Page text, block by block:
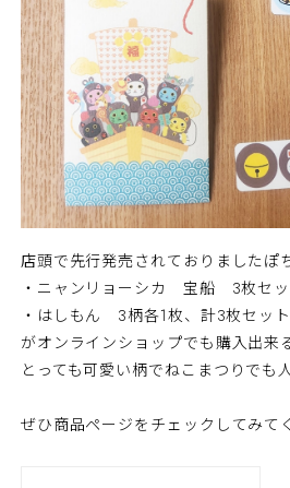
店頭で先行発売されておりましたぽ
・ニャンリョーシカ 宝船 3枚セッ
・はしもん 3柄各1枚、計3枚セット
がオンラインショップでも購入出来
とっても可愛い柄でねこまつりで
ぜひ商品ページをチェックしてみて